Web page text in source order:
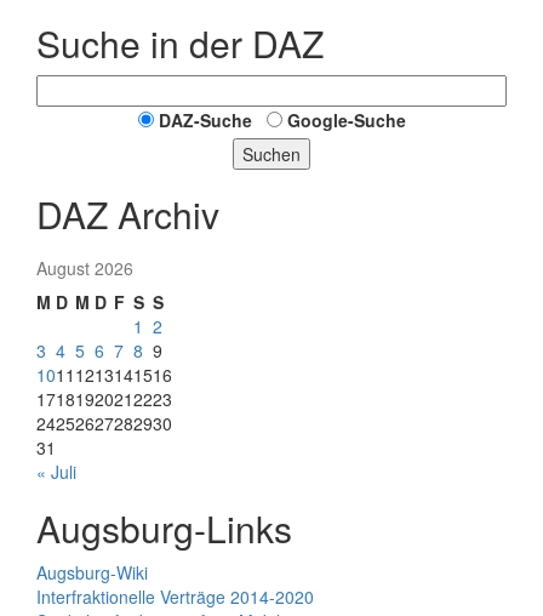
Suche in der DAZ
DAZ-Suche
Google-Suche
Suchen
DAZ Archiv
August 2026
M D M D F S S
1 2
3 4 5 6 7 8 9
1011 1213141516
17181920212223
24252627282930
31
« Juli
Augsburg-Links
Augsburg-Wiki
Interfraktionelle Verträge 2014-2020